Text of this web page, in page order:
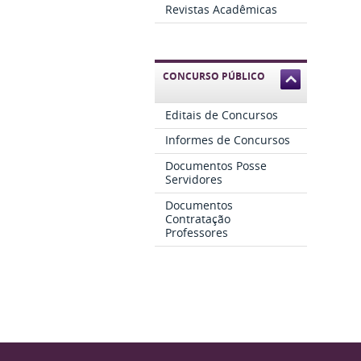
Revistas Acadêmicas
CONCURSO PÚBLICO
Editais de Concursos
Informes de Concursos
Documentos Posse
Servidores
Documentos
Contratação
Professores